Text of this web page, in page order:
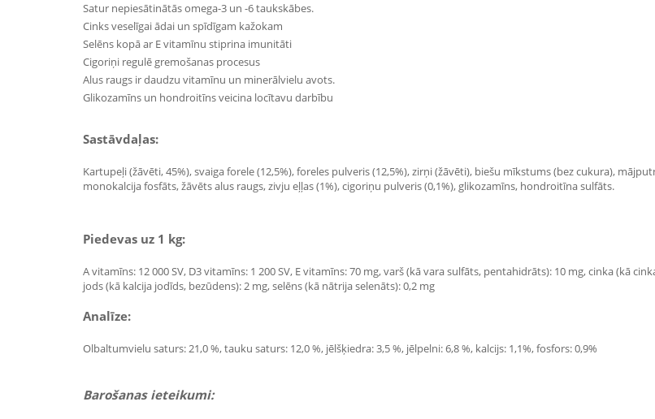
Satur nepiesātinātās omega-3 un -6 taukskābes.
Cinks veselīgai ādai un spīdīgam kažokam
Selēns kopā ar E vitamīnu stiprina imunitāti
Cigoriņi regulē gremošanas procesus
Alus raugs ir daudzu vitamīnu un minerālvielu avots.
Glikozamīns un hondroitīns veicina locītavu darbību
Sastāvdaļas:
Kartupeļi (žāvēti, 45%), svaiga forele (12,5%), foreles pulveris (12,5%), zirņi (žāvēti), biešu mīkstums (bez cukura),
monokalcija fosfāts, žāvēts alus raugs, zivju eļļas (1%), cigoriņu pulveris (0,1%), glikozamīns, hondroitīna sulfāts.
Piedevas uz 1 kg:
A vitamīns: 12 000 SV, D3 vitamīns: 1 200 SV, E vitamīns: 70 mg, varš (kā vara sulfāts, pentahidrāts): 10 mg, cinka (kā
jods (kā kalcija jodīds, bezūdens): 2 mg, selēns (kā nātrija selenāts): 0,2 mg
Analīze:
Olbaltumvielu saturs: 21,0 %, tauku saturs: 12,0 %, jēlšķiedra: 3,5 %, jēlpelni: 6,8 %, kalcijs: 1,1%, fosfors: 0,9%
Barošanas ieteikumi: